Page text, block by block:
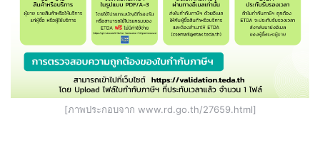
[ภาพประกอบจาก www.rd.go.th/27659.html]